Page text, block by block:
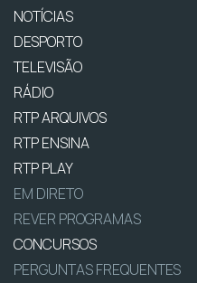
NOTÍCIAS
DESPORTO
TELEVISÃO
RÁDIO
RTP ARQUIVOS
RTP ENSINA
RTP PLAY
EM DIRETO
REVER PROGRAMAS
CONCURSOS
PERGUNTAS FREQUENTES